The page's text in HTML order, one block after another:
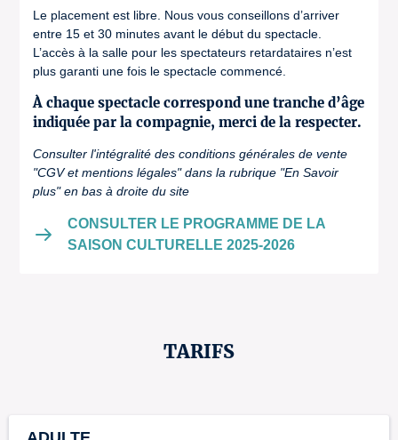
TARIFS
Le placement est libre. Nous vous conseillons d’arriver
entre 15 et 30 minutes avant le début du spectacle.
L’accès à la salle pour les spectateurs retardataires n’est
plus garanti une fois le spectacle commencé.
À chaque spectacle correspond une tranche d’âge
indiquée par la compagnie, merci de la respecter.
Consulter l'intégralité des conditions générales de vente
"CGV et mentions légales" dans la rubrique "En Savoir
plus" en bas à droite du site
CONSULTER LE PROGRAMME DE LA
SAISON CULTURELLE 2025-2026